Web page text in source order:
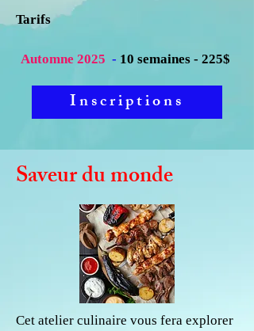
Tarifs
Automne 2025 - 10 semaines - 225$
Inscriptions
Saveur du monde
Cet atelier culinaire vous fera explorer